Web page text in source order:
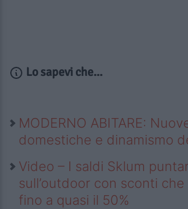
Lo sapevi che...
MODERNO ABITARE:
domestiche e dinamismo
Video – I saldi Sklum
sull’outdoor con sconti
fino a quasi il 50%